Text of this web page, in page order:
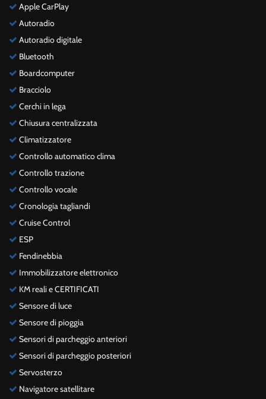
Apple CarPlay
Autoradio
Autoradio digitale
Bluetooth
Boardcomputer
Bracciolo
Cerchi in lega
Chiusura centralizzata
Climatizzatore
Controllo automatico clima
Controllo trazione
Controllo vocale
Cronologia tagliandi
Cruise Control
ESP
Fendinebbia
Immobilizzatore elettronico
KM reali e CERTIFICATI
Sensore di luce
Sensore di pioggia
Sensori di parcheggio anteriori
Sensori di parcheggio posteriori
Servosterzo
Navigatore satellitare